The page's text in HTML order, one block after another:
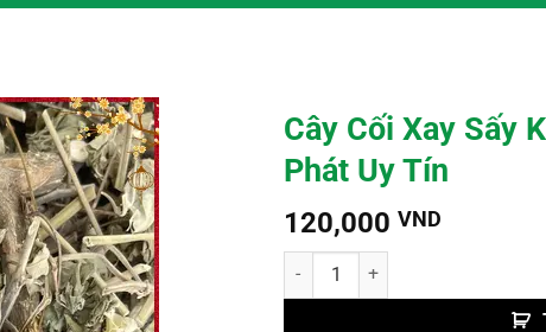
Cây Cối Xay Sấy
Phát Uy Tín
120,000 VND
Cây Cối Xay Sấy Khô TP.HCM |